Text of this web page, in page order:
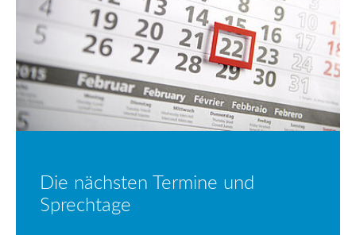
Die nächsten Termine und
Sprechtage